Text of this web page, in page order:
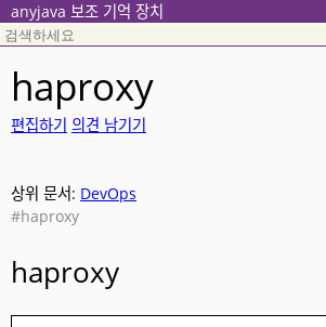
anyjava 보조 기억 장치
haproxy
편집하기 의견 남기기
상위 문서: DevOps
#haproxy
haproxy